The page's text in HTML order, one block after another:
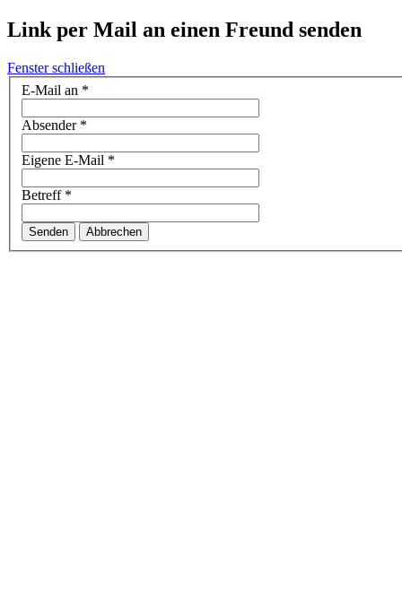
Link per Mail an einen Freund senden
Fenster schließen
E-Mail an *
Absender*
Eigene E-Mail *
Betreff*
Senden Abbrechen